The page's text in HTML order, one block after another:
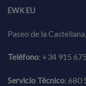
EWK EU
Paseo de la
Teléfono: +34 915
Servicio Técnico: 680